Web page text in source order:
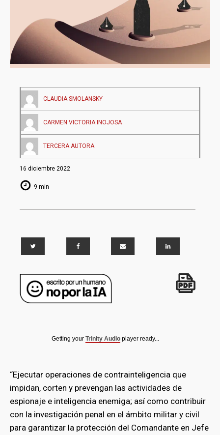
CLAUDIA SMOLANSKY
CARMEN VICTORIA INOJOSA
TERCERA AUTORA
16 diciembre 2022
9 min
Getting your Trinity Audio player ready...
“Ejecutar operaciones de contrainteligencia que
impidan, corten y prevengan las actividades de
espionaje e inteligencia enemiga; así como contribuir
con la investigación penal en el ámbito militar y civil
para garantizar la protección del Comandante en Jefe